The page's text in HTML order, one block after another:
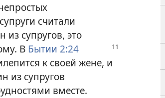
считали
супругов, это
В Бытии 2:24
к своей жене, и
из супругов
вместе.